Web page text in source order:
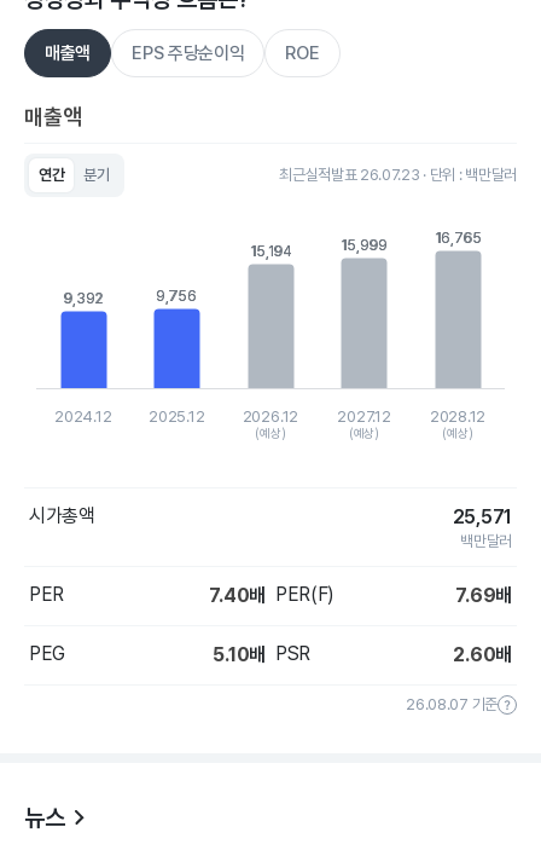
매출액 EPS 주당순이익 ROE
매출액
연간 분기 최근실적발표 26.07.23 · 단위 : 백만달러
The chart has 1 X axis displaying categories.
The chart has 1 Y axis displaying values. Data ranges from
9,392
9,392 9,756
9,756
15,194
15,194 15,999
15,999 16,765
16,765
2024.12 2025.12 2026.12
(예상)
2027.12
(예상)
2028.12
(예상)
시가총액 25,571
백만달러
PER 7.40배 PER(F) 7.69배
PEG 5.10배 PSR 2.60배
26.08.07 기준
뉴스